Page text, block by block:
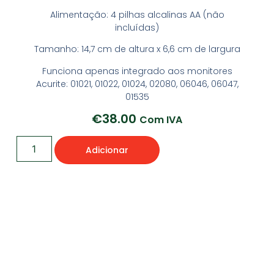
Alimentação: 4 pilhas alcalinas AA (não
incluídas)
Tamanho: 14,7 cm de altura x 6,6 cm de largura
Funciona apenas integrado aos monitores
Acurite: 01021, 01022, 01024, 02080, 06046, 06047,
01535
€38.00 Com IVA
Adicionar